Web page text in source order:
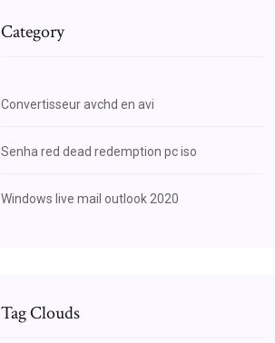
Category
Convertisseur avchd en avi
Senha red dead redemption pc iso
Windows live mail outlook 2020
Tag Clouds